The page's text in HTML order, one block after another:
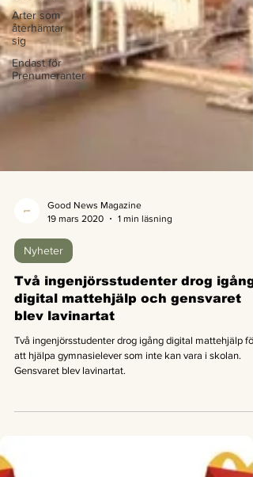
Arter som
återhämtar
sig
Endast för
Prenumeranter
19 mars 2020
Nyheter
Två ingenjörsstudenter drog igång
digital mattehjälp och gensvaret
blev lavinartat
Två ingenjörsstudenter drog igång digital mattehjälp för